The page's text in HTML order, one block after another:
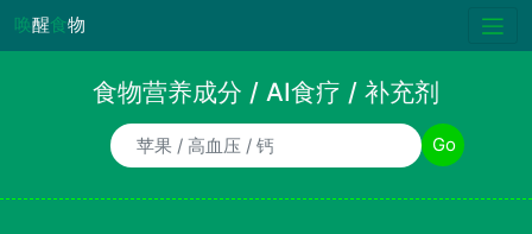
唤醒食物
食物营养成分 / AI食疗 / 补充剂
食物/AI食疗诉求/补充剂名称 Go